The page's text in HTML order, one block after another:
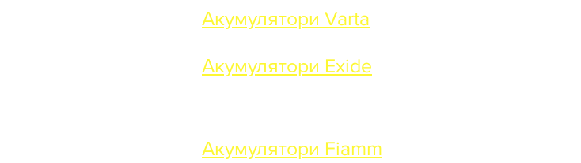
Акумулятори Varta
Акумулятори Exide
Акумулятори Fiamm